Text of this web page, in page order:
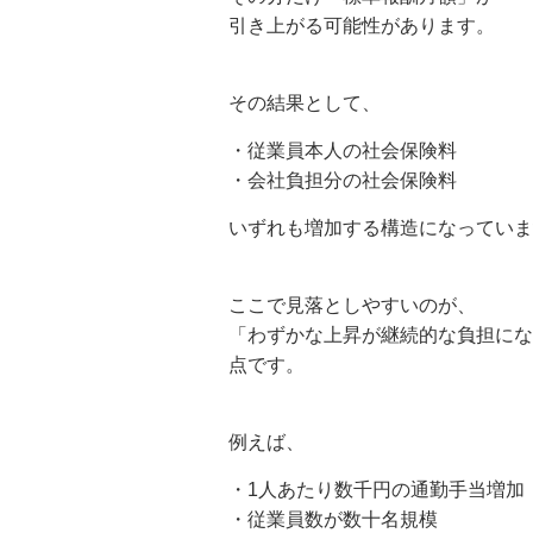
引き上がる可能性があります。
その結果として、
・従業員本人の社会保険料
・会社負担分の社会保険料
いずれも増加する構造になっていま
ここで見落としやすいのが、
「わずかな上昇が継続的な負担にな
点です。
例えば、
・1人あたり数千円の通勤手当増加
・従業員数が数十名規模